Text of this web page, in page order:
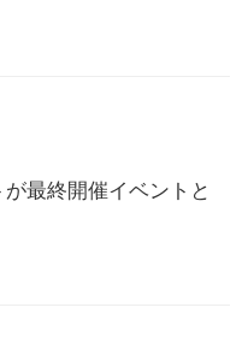
最終開催イベントと